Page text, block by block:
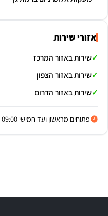
אזורי שירות
שירות באזור המרכז
שירות באזור הצפון
שירות באזור הדרום
פתוחים מראשון ועד חמישי 09:00 - 18:30